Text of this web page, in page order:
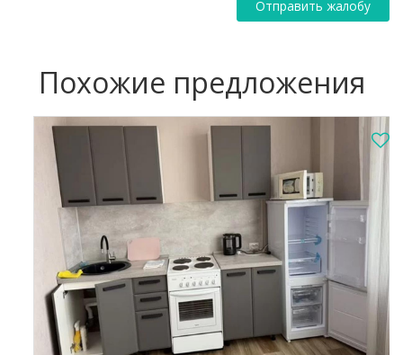
Отправить жалобу
Похожие предложения